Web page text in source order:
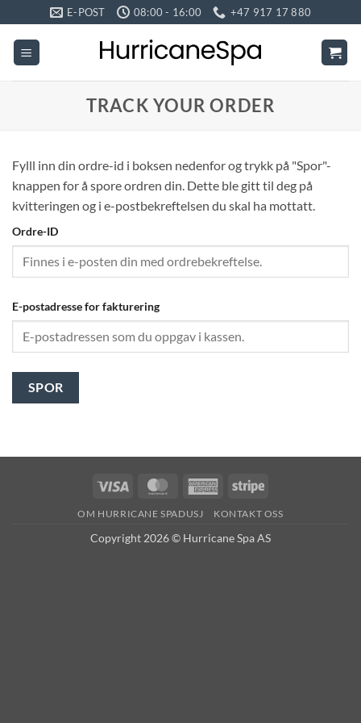
to
content
E-POST 08:00 - 16:00 +47 917 17 880
TRACK YOUR ORDER
Fylll inn din ordre-id i boksen nedenfor og trykk på "Spor"-
knappen for å spore ordren din. Dette ble gitt til deg på
kvitteringen og i e-postbekreftelsen du skal ha mottatt.
Ordre-ID
E-postadresse for fakturering
SPOR
Visa MasterCardAmericanStripe
OM HURRICANE SPADUSJ KONTAKT OSS
Copyright 2026 © Hurricane Spa AS